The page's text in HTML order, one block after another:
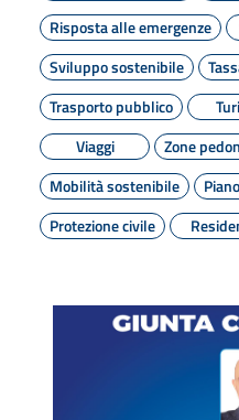
Risposta alle emergenze
Sviluppo sostenibile
Trasporto pubblico
Viaggi
Zone
Mobilità sostenibile
Protezione civile